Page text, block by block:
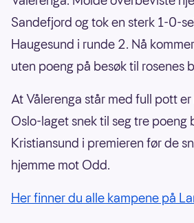
Sandefjord og tok en sterk 1-0-
Haugesund i runde 2. Nå
uten poeng på besøk til rosenes
At Vålerenga står med full pott
Oslo-laget snek til seg tre poeng
Kristiansund i premieren før de
hjemme mot Odd.
Her finner du alle kampene på